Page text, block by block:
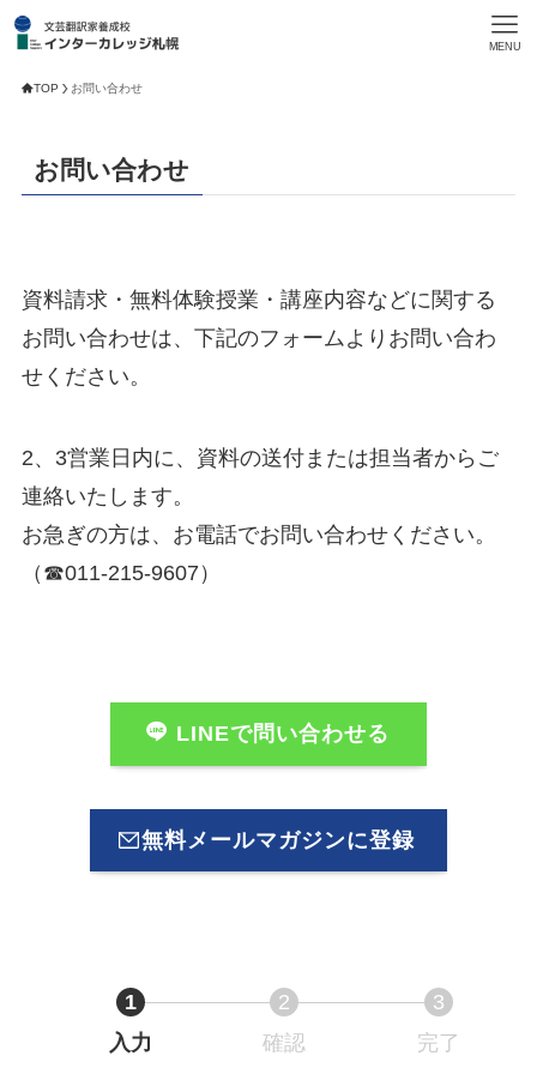
MENU
TOP お問い合わせ
お問い合わせ
資料請求・無料体験授業・講座内容などに関する
お問い合わせは、下記のフォームよりお問い合わ
せください。
2、3営業日内に、資料の送付または担当者からご
連絡いたします。
お急ぎの方は、お電話でお問い合わせください。
（☎011-215-9607）
LINEで問い合わせる
無料メールマガジンに登録
1
入力
2
確認
3
完了